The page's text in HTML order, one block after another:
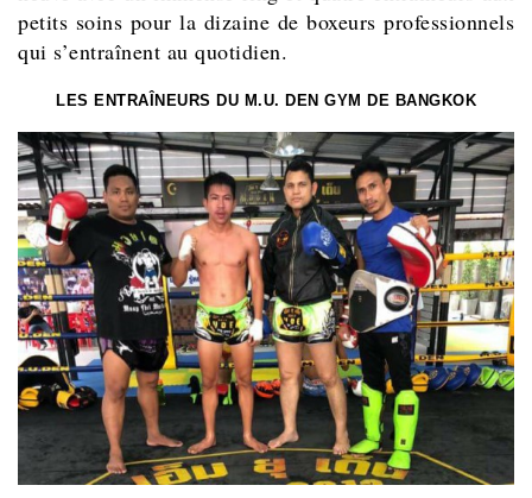
petits soins pour la dizaine de boxeurs professionnels
qui s’entraînent au quotidien.
LES ENTRAÎNEURS DU M.U. DEN GYM DE BANGKOK